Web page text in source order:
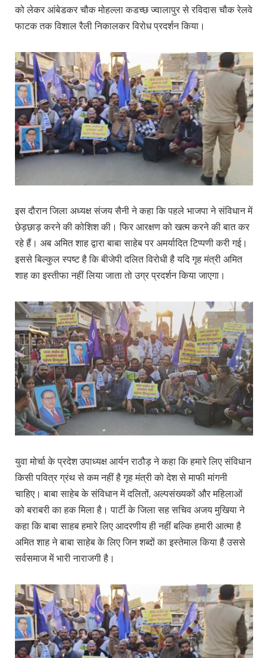
को लेकर आंबेडकर चौक मोहल्ला कडच्छ ज्वालापुर से रविदास चौक रेलवे
फाटक तक विशाल रैली निकालकर विरोध प्रदर्शन किया।
इस दौरान जिला अध्यक्ष संजय सैनी ने कहा कि पहले भाजपा ने संविधान में
छेड़छाड़ करने की कोशिश की। फिर आरक्षण को खत्म करने की बात कर
रहे हैं। अब अमित शाह द्वारा बाबा साहेब पर अमर्यादित टिप्पणी करी गई।
इससे बिल्कुल स्पष्ट है कि बीजेपी दलित विरोधी है यदि गृह मंत्री अमित
शाह का इस्तीफा नहीं लिया जाता तो उग्र प्रदर्शन किया जाएगा।
युवा मोर्चा के प्रदेश उपाध्यक्ष आर्यन राठौड़ ने कहा कि हमारे लिए संविधान
किसी पवित्र ग्रंथ से कम नहीं है गृह मंत्री को देश से माफी मांगनी
चाहिए। बाबा साहेब के संविधान में दलितों, अल्पसंख्यकों और महिलाओं
को बराबरी का हक मिला है। पार्टी के जिला सह सचिव अजय मुखिया ने
कहा कि बाबा साहब हमारे लिए आदरणीय ही नहीं बल्कि हमारी आत्मा है
अमित शाह ने बाबा साहेब के लिए जिन शब्दों का इस्तेमाल किया है उससे
सर्वसमाज में भारी नाराजगी है।